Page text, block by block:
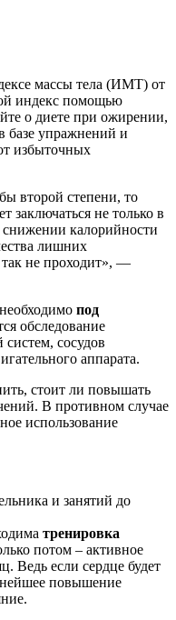
массы тела (ИМТ) от
индекс помощью
о диете при ожирении,
базе упражнений и
избыточных
второй степени, то
заключаться не только в
калорийности
лишних
так не проходит», —
под
обследование
систем, сосудов
аппарата.
стоит ли повышать
В противном случае
использование
и занятий до
тренировка
потом – активное
Ведь если сердце будет
повышение